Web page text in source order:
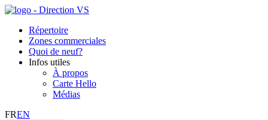
Répertoire
Zones commerciales
Quoi de neuf?
Infos utiles
À propos
Carte Hello
Médias
FREN